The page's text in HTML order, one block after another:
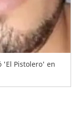
'El Pistolero' en